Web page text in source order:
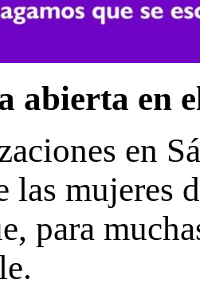
abierta en
en
las mujeres
para